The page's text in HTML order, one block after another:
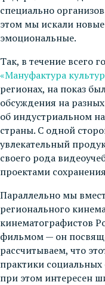
специально
этом мы искали
эмоциональные.
Так, в течение всего
«Мануфактура
регионах, на показ
обсуждения на
об индустриальном
страны. С одной
увлекательный
своего рода
проектами
Параллельно мы
регионального
кинематографистов
фильмом — он
рассчитываем, что
практики
при этом интересен